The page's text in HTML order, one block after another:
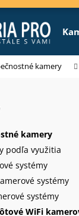
kamery
kamery
podľa využitia
systémy
systémy
systémy
WiFi